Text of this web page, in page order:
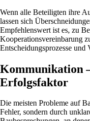
Wenn alle Beteiligten ihre
lassen sich
Empfehlenswert ist es, zu
Kooperationsvereinbarung
Entscheidungsprozesse
Kommunikation
Erfolgsfaktor
Die meisten Probleme auf
Fehler, sondern durch